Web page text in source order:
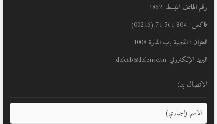
رقم الهاتف المبسط: 1862
فاكس : 804 561 71 (00216)
العنوان : القصبة باب المنارة 1008
البريد الإلكتروني: defcab@defense.tn
الاتصال بنا: